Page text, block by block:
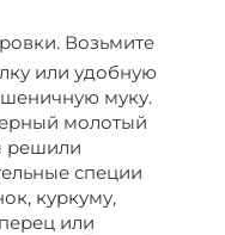
Возьмите
или удобную
муку.
молотый
решили
специи
куркуму,
или